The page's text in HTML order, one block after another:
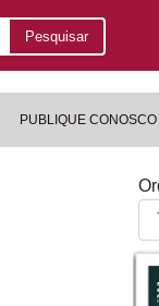
Pesquisar
PUBLIQUE CONOSCO